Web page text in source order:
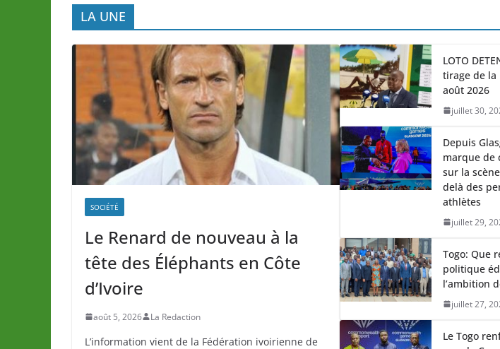
LA UNE
SOCIÉTÉ
Le Renard de nouveau à la
tête des Éléphants en Côte
d’Ivoire
août 5, 2026 La Redaction
L’information vient de la Fédération ivoirienne de
LOTO
tirage de la
août 2026
juillet 30,
Depuis
marque de
sur la
delà des
athlètes
juillet 29,
Togo: Que
politique
l’ambition
juillet 27,
Le Togo